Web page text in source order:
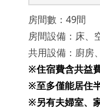
房間數：49間
房間設備：床、
共用設備：廚房
※住宿費含共益
※至多僅能居住半
※另有夫婦室、